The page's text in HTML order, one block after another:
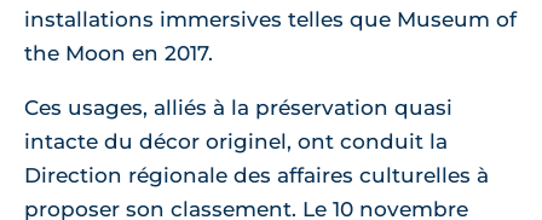
installations immersives telles que Museum of
the Moon en 2017.
Ces usages, alliés à la préservation quasi
intacte du décor originel, ont conduit la
Direction régionale des affaires culturelles à
proposer son classement. Le 10 novembre